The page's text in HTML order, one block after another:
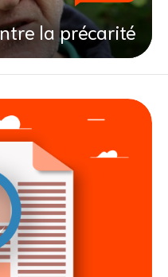
la précarité